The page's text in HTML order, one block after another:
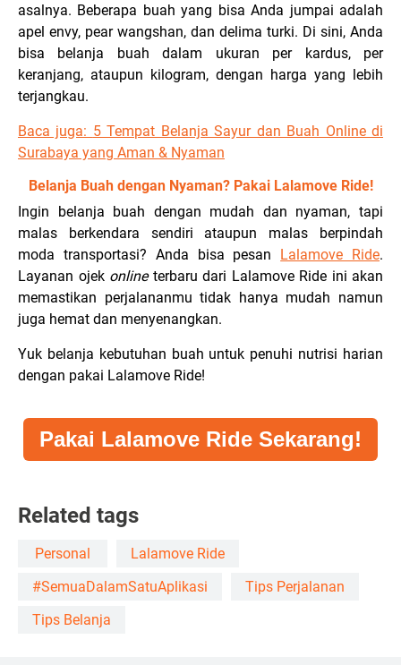
asalnya. Beberapa buah yang bisa Anda jumpai adalah
apel envy, pear wangshan, dan delima turki. Di sini, Anda
bisa belanja buah dalam ukuran per kardus, per
keranjang, ataupun kilogram, dengan harga yang lebih
terjangkau.
Baca juga: 5 Tempat Belanja Sayur dan Buah Online di
Surabaya yang Aman & Nyaman
Belanja Buah dengan Nyaman? Pakai Lalamove Ride!
Ingin belanja buah dengan mudah dan nyaman, tapi
malas berkendara sendiri ataupun malas berpindah
moda transportasi? Anda bisa pesan Lalamove Ride.
Layanan ojek online terbaru dari Lalamove Ride ini akan
memastikan perjalananmu tidak hanya mudah namun
juga hemat dan menyenangkan.
Yuk belanja kebutuhan buah untuk penuhi nutrisi harian
dengan pakai Lalamove Ride!
Pakai Lalamove Ride Sekarang!
Related tags
Personal
Lalamove Ride
#SemuaDalamSatuAplikasi
Tips Perjalanan
Tips Belanja